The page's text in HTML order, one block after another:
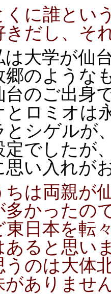
に誰とい
きだし、そ
大学が仙
郷のような
台のご出身
とロミオは
とシゲルが
定でしたが
思い入れが
は両親が
多かったの
東日本を転
あると思い
うのは大体
がありませ